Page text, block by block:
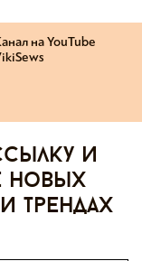
на YouTube
и
новых
трендах